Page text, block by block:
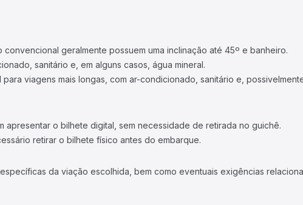
geralmente possuem uma inclinação até 45º e banheiro.
sanitário e, em alguns casos, água mineral.
para viagens mais longas, com ar-condicionado, sanitário e,
apresentar o bilhete digital, sem necessidade de retirada no guichê.
retirar o bilhete físico antes do embarque.
da viação escolhida, bem como eventuais exigências